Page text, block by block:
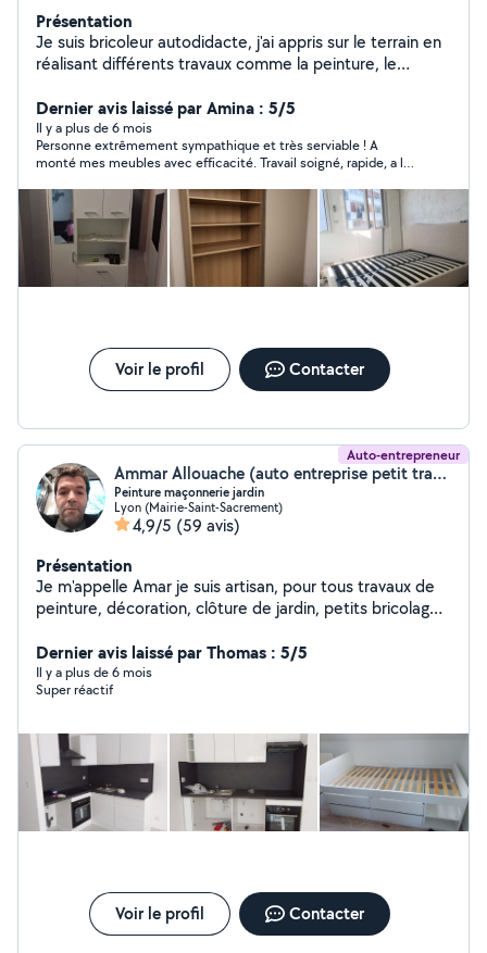
Présentation
Je suis bricoleur autodidacte, j'ai appris sur le terrain en
réalisant différents travaux comme la peinture, le
Je suis sérieux, débrouillard et j'aime le travail bien fait
Dernier avis laissé par Amina : 5/5
Il y a plus de 6 mois
Personne extrêmement sympathique et très serviable ! A
monté mes meubles avec efficacité. Travail soigné, rapide, a le
vivement vous pouvez lui faire confiance les yeux fermés !
encore merci pour votre aide Mr MASSINE.
Voir le profil Contacter
Auto-entrepreneur
Ammar Allouache (auto entreprise petit travaux)
Peinture maçonnerie jardin
Lyon (Mairie-Saint-Sacrement)
4,9/5 (59 avis)
Présentation
Je m'appelle Amar je suis artisan, pour tous travaux de
peinture, décoration, clôture de jardin, petits bricolages
fabrication dressing, réparation du volet roulant et
montage de cuisine.
Dernier avis laissé par Thomas : 5/5
Il y a plus de 6 mois
Super réactif
Voir le profil Contacter